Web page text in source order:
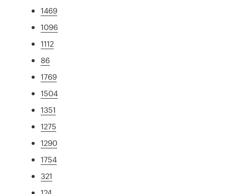
1469
1096
1112
86
1769
1504
1351
1275
1290
1754
321